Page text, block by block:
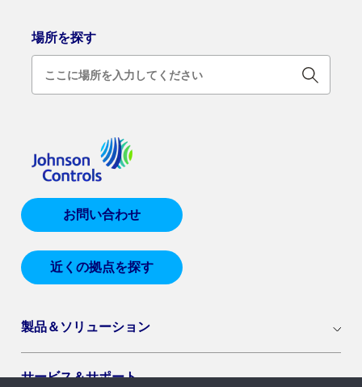
場所を探す
お問い合わせ
近くの拠点を探す
製品＆ソリューション
サービス＆サポート